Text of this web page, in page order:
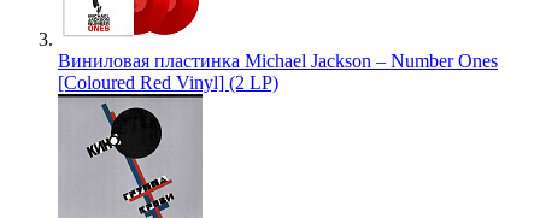
Виниловая пластинка Michael Jackson – Number Ones
[Coloured Red Vinyl] (2 LP)